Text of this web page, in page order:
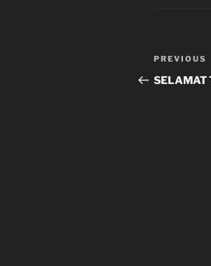
Post
Previous
Post
PREVIOUS
SELAMAT